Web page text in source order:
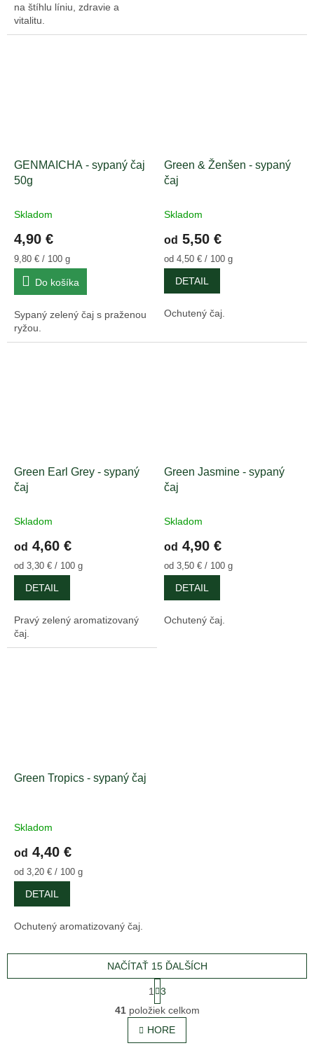
na štíhlu líniu, zdravie a
vitalitu.
GENMAICHA - sypaný čaj
50g
Skladom
4,90 €
Jednotková
cena:
9,80 € / 100 g
Do košíka
Sypaný zelený čaj s praženou
ryžou.
Green & Ženšen - sypaný
čaj
Skladom
od 5,50 €
Jednotková
cena:
od 4,50 € / 100 g
DETAIL
Ochutený čaj.
Green Earl Grey - sypaný
čaj
Skladom
od 4,60 €
Jednotková
cena:
od 3,30 € / 100 g
DETAIL
Pravý zelený aromatizovaný
čaj.
Green Jasmine - sypaný
čaj
Skladom
od 4,90 €
Jednotková
cena:
od 3,50 € / 100 g
DETAIL
Ochutený čaj.
Green Tropics - sypaný čaj
Skladom
od 4,40 €
Jednotková
cena:
od 3,20 € / 100 g
DETAIL
Ochutený aromatizovaný čaj.
O
v
l
á
NAČÍTAŤ 15 ĎALŠÍCH
t
r
á
n
k
1
3
41položiek celkom
HORE